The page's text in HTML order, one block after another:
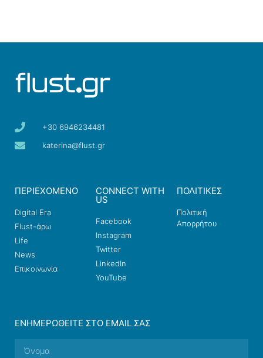
+30 6946234481
katerina@flust.gr
ΠΕΡΙΕΧΟΜΕΝΟ
Digital Era
Flust-άρω
Life
News
Επικοινωνία
CONNECT WITH
US
Facebook
Instagram
Twitter
LinkedIn
YouTube
ΠΟΛΙΤΙΚΕΣ
Πολιτική
Απορρήτου
ΕΝΗΜΕΡΩΘΕΊΤΕ ΣΤΟ EMAIL ΣΑΣ